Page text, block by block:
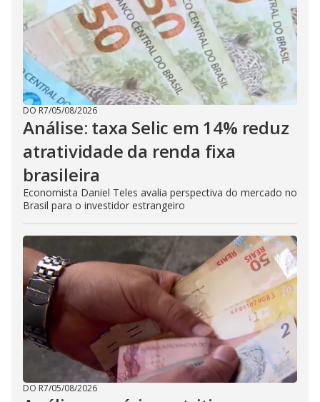
DO R7/05/08/2026
Análise: taxa Selic em 14% reduz
atratividade da renda fixa
brasileira
Economista Daniel Teles avalia perspectiva do mercado no
Brasil para o investidor estrangeiro
DO R7/05/08/2026